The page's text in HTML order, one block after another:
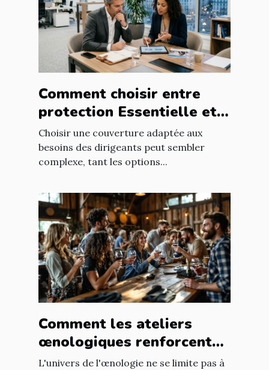
Comment choisir entre
protection Essentielle et
Intégrale pour les
dirigeants ?
Choisir une couverture adaptée aux
besoins des dirigeants peut sembler
complexe, tant les options...
Comment les ateliers
œnologiques renforcent
les liens professionnels ?
L'univers de l'œnologie ne se limite pas à